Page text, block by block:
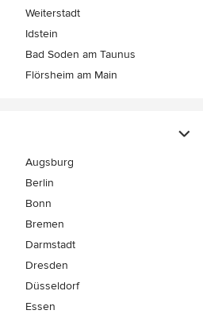
Weiterstadt
Idstein
Bad Soden am Taunus
Flörsheim am Main
Augsburg
Berlin
Bonn
Bremen
Darmstadt
Dresden
Düsseldorf
Essen